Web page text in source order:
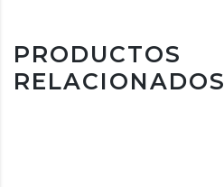
PRODUCTOS
RELACIONADOS